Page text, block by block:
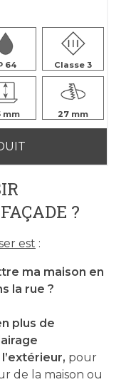
64 Classe 3
27
?
est :
ma maison en
la rue ?
plus de
pour
de la maison ou